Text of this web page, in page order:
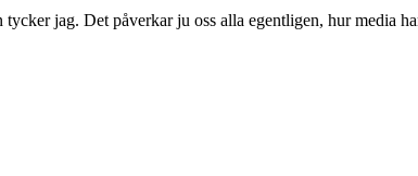
jag. Det påverkar ju oss alla egentligen, hur media